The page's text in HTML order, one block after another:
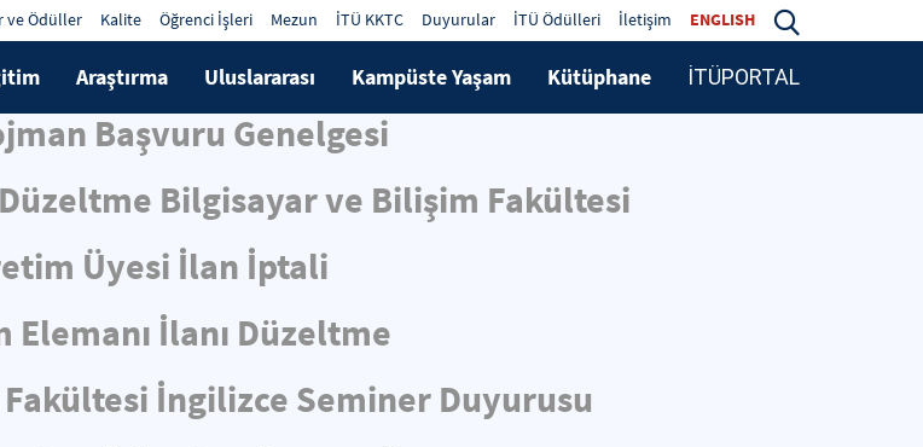
ve Ödüller Kalite Öğrenci İşleri Mezun İTÜ KKTC Duyurular İTÜ Ödülleri İletişim ENGLISH
Araştırma Uluslararası Kampüste Yaşam Kütüphane İTÜPORTAL
Başvuru Genelgesi
Bilgisayar ve Bilişim Fakültesi
Üyesi İlan İptali
Elemanı İlanı Düzeltme
İngilizce Seminer Duyurusu